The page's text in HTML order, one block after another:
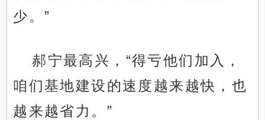
少。”
郝宁最高兴，“得亏他们加入，
咱们基地建设的速度越来越快，也
越来越省力。”